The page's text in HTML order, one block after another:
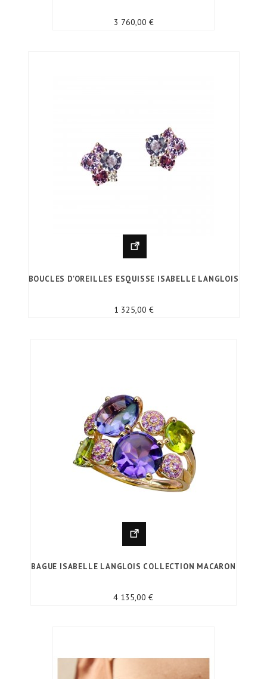
3 760,00 €Prix
BOUCLES D'OREILLES ESQUISSE ISABELLE LANGLOIS
1 325,00 €Prix
BAGUE ISABELLE LANGLOIS COLLECTION MACARON
4 135,00 €Prix